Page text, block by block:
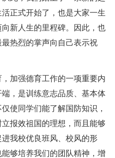
正式开始了，也是大家一生
新人生的里程碑。因此，也
热烈的掌声向自己表示祝
加强德育工作的一项重要内
，是训练意志品质、基本体
使同学们能了解国防知识，
报效祖国的理想，而且能够
我校优良班风、校风的形
够培养我们的团队精神，增